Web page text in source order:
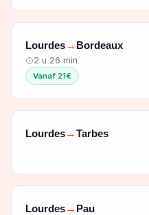
Lourdes→ Bordeaux
2 u 26 min
Vanaf 21€
Lourdes→Tarbes
Lourdes→ Pau